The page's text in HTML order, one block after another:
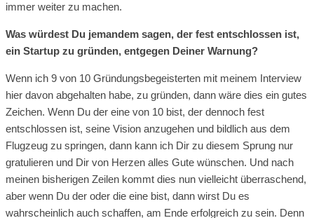
immer weiter zu machen.
Was würdest Du jemandem sagen, der fest entschlossen ist,
ein Startup zu gründen, entgegen Deiner Warnung?
Wenn ich 9 von 10 Gründungsbegeisterten mit meinem Interview
hier davon abgehalten habe, zu gründen, dann wäre dies ein gutes
Zeichen. Wenn Du der eine von 10 bist, der dennoch fest
entschlossen ist, seine Vision anzugehen und bildlich aus dem
Flugzeug zu springen, dann kann ich Dir zu diesem Sprung nur
gratulieren und Dir von Herzen alles Gute wünschen. Und nach
meinen bisherigen Zeilen kommt dies nun vielleicht überraschend,
aber wenn Du der oder die eine bist, dann wirst Du es
wahrscheinlich auch schaffen, am Ende erfolgreich zu sein. Denn